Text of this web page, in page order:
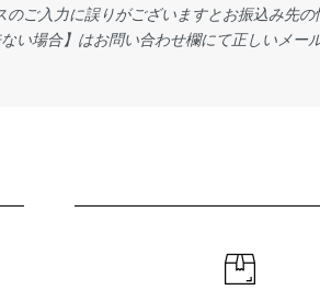
ご入力に誤りがございますとお振込み先の
い場合】はお問い合わせ欄にて正しいメー